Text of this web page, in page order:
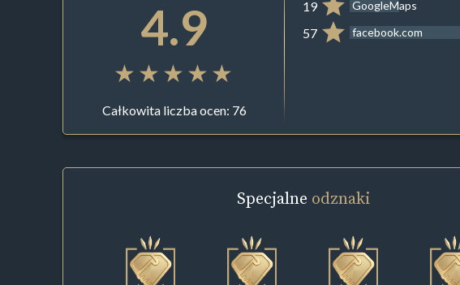
4.9
Całkowita liczba ocen: 76
19 GoogleMaps
57 facebook.com
Specjalne odznaki